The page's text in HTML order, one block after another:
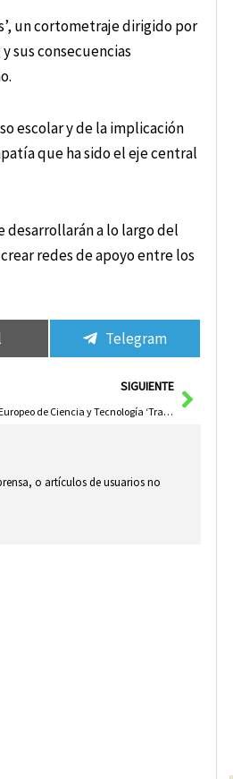
un cortometraje dirigido por
sus consecuencias
escolar y de la implicación
que ha sido el eje central
desarrollarán a lo largo del
redes de apoyo entre los
Telegram
SIGUIENTE
Castilla-La Mancha Destaca en el Foro Europeo de Ciencia y Tecnología ‘Transfiere 2026’
o artículos de usuarios no